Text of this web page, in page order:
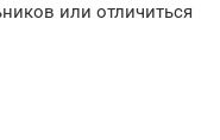
или отличиться